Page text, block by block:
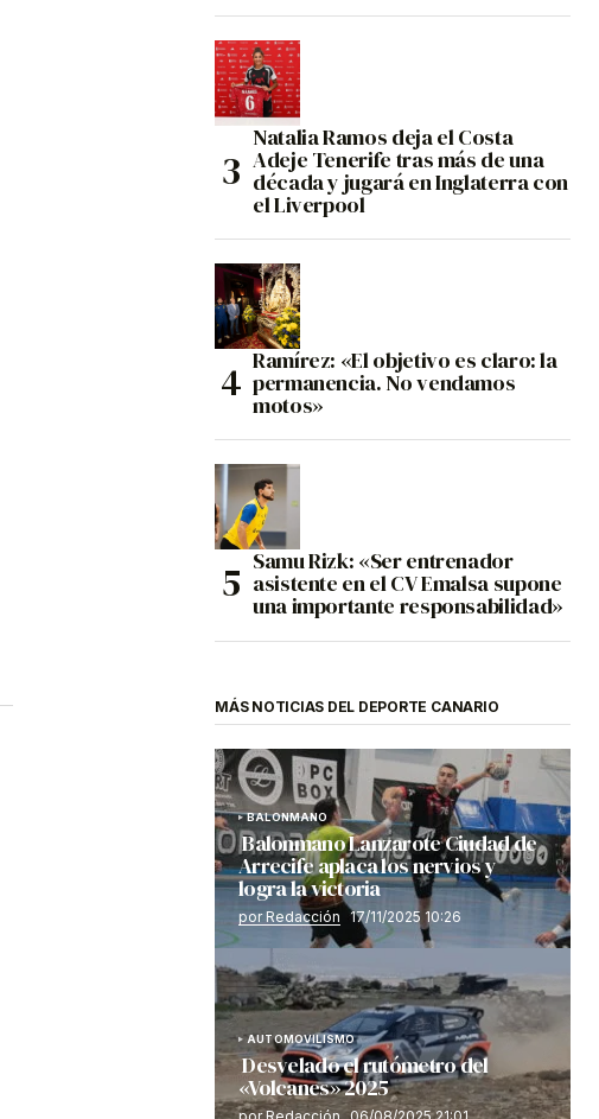
Natalia Ramos deja el Costa
Adeje Tenerife tras más de una
década y jugará en Inglaterra con
el Liverpool
Ramírez: «El objetivo es claro: la
permanencia. No vendamos
motos»
Samu Rizk: «Ser entrenador
asistente en el CV Emalsa supone
una importante responsabilidad»
MÁS NOTICIAS DEL DEPORTE CANARIO
BALONMANO
Balonmano Lanzarote Ciudad de
Arrecife aplaca los nervios y
logra la victoria
por Redacción 17/11/2025 10:26
AUTOMOVILISMO
Desvelado el rutómetro del
«Volcanes» 2025